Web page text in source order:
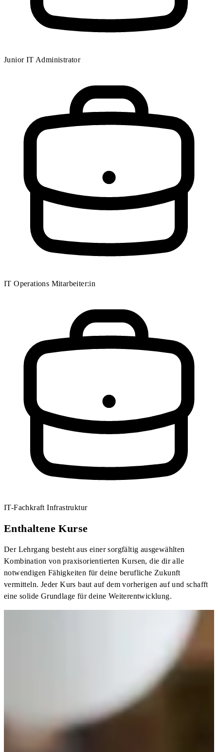
Junior IT Administrator
IT Operations Mitarbeiter:in
IT-Fachkraft Infrastruktur
Enthaltene Kurse
Der Lehrgang besteht aus einer sorgfältig ausgewählten
Kombination von praxisorientierten Kursen, die dir alle
notwendigen Fähigkeiten für deine berufliche Zukunft
vermitteln. Jeder Kurs baut auf dem vorherigen auf und schafft
eine solide Grundlage für deine Weiterentwicklung.